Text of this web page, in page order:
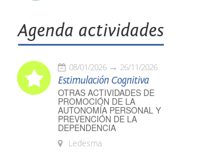
Agenda actividades
08/01/2026 26/11/2026
Estimulación Cognitiva
OTRAS ACTIVIDADES DE
PROMOCIÓN DE LA
AUTONOMÍA PERSONAL Y
PREVENCIÓN DE LA
DEPENDENCIA
Ledesma